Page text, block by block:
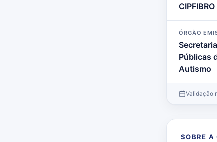
CIPFIBRO
ÓRGÃO
Públicas
Autismo
Validação
SOBRE A